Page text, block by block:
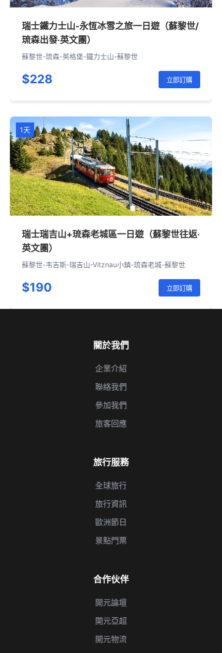
瑞士鐵力士山-永恆冰雪之旅一日遊（蘇黎世/
琉森出發·英文團）
蘇黎世-琉森-英格堡-鐵力士山-蘇黎世
$228 立即訂購
1天
瑞士瑞吉山+琉森老城區一日遊（蘇黎世往返·
英文團）
蘇黎世-韦吉斯-瑞吉山-Vitznau小鎮-琉森老城-蘇黎世
$190 立即訂購
關於我們
企業介紹
聯絡我們
參加我們
旅客回應
旅行服務
全球旅行
旅行資訊
歐洲節日
景點門票
合作伙伴
開元論壇
開元亞超
開元物流